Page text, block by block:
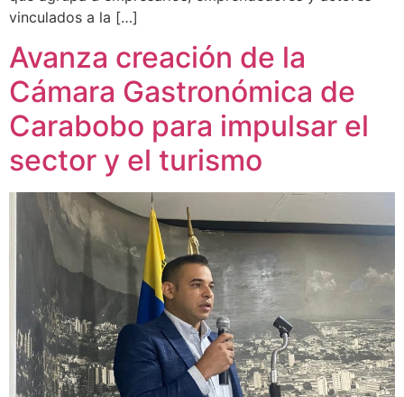
vinculados a la […]
Avanza creación de la
Cámara Gastronómica de
Carabobo para impulsar el
sector y el turismo